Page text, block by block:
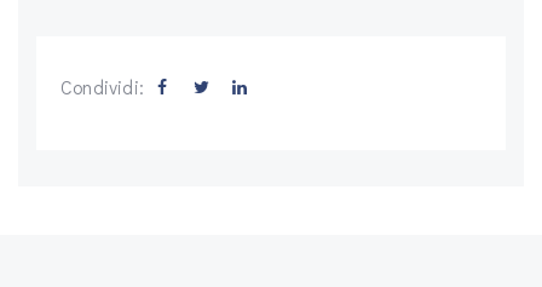
Condividi: